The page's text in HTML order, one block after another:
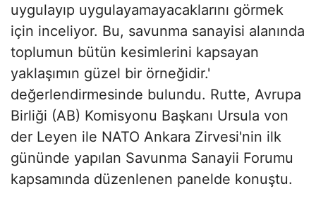
uygulayıp uygulayamayacaklarını görmek
için inceliyor. Bu, savunma sanayisi alanında
toplumun bütün kesimlerini kapsayan
yaklaşımın güzel bir örneğidir.'
değerlendirmesinde bulundu. Rutte, Avrupa
Birliği (AB) Komisyonu Başkanı Ursula von
der Leyen ile NATO Ankara Zirvesi'nin ilk
gününde yapılan Savunma Sanayii Forumu
kapsamında düzenlenen panelde konuştu.